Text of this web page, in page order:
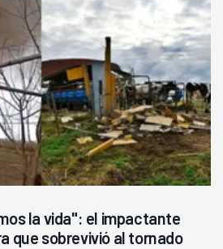
la vida": el impactante
que sobrevivió al tornado